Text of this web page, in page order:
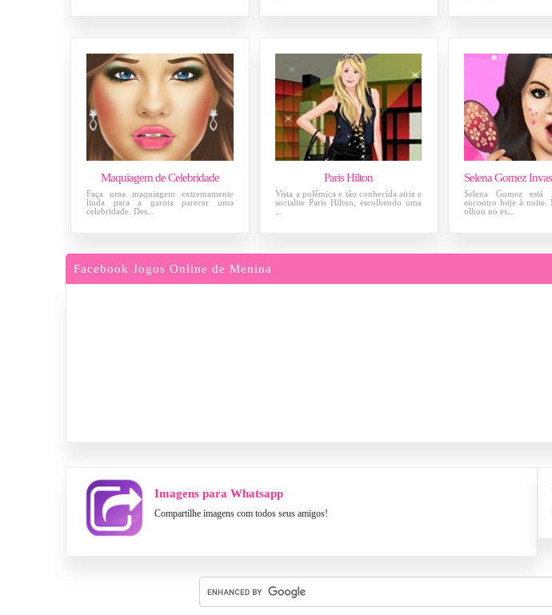
Maquiagem de Celebridade
Faça uma maquiagem extremamente
linda para a garota parecer uma
celebridade. Des...
Paris Hilton
Vista a polêmica e tão conhecida atriz e
socialite Paris Hilton, escolhendo uma
Selena Gomez
encontro hoje à noite.
olhou no es...
Facebook Jogos Online de Menina
Imagens para Whatsapp
Compartilhe imagens com todos seus amigos!